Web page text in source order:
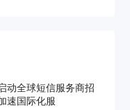
动全球短信服务商招
速国际化服